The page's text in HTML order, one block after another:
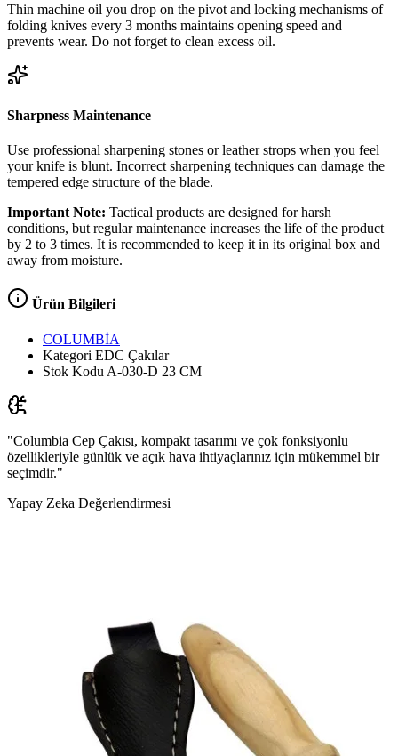
Thin machine oil you drop on the pivot and locking mechanisms of
folding knives every 3 months maintains opening speed and
prevents wear. Do not forget to clean excess oil.
Sharpness Maintenance
Use professional sharpening stones or leather strops when you feel
your knife is blunt. Incorrect sharpening techniques can damage the
tempered edge structure of the blade.
Important Note: Tactical products are designed for harsh
conditions, but regular maintenance increases the life of the product
by 2 to 3 times. It is recommended to keep it in its original box and
away from moisture.
Ürün Bilgileri
COLUMBİA
Kategori EDC Çakılar
Stok Kodu A-030-D 23 CM
"Columbia Cep Çakısı, kompakt tasarımı ve çok fonksiyonlu
özellikleriyle günlük ve açık hava ihtiyaçlarınız için mükemmel bir
seçimdir."
Yapay Zeka Değerlendirmesi